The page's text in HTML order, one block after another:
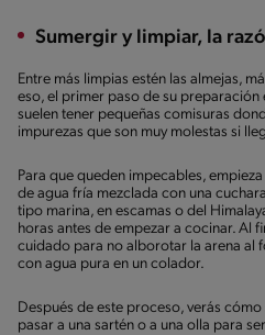
Sumergir y limpiar, la
Entre más limpias estén las almejas,
eso, el primer paso de su preparación
suelen tener pequeñas comisuras
impurezas que son muy molestas si
Para que queden impecables,
de agua fría mezclada con una
tipo marina, en escamas o del
horas antes de empezar a cocinar. Al
cuidado para no alborotar la arena al
con agua pura en un colador.
Después de este proceso, verás
pasar a una sartén o a una olla para